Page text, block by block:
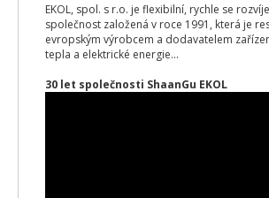
EKOL, spol. s r.o. je flexibilní, rychle se
společnost založená v roce 1991, která je
evropským výrobcem a dodavatelem
tepla a elektrické energie...
30 let společnosti ShaanGu EKOL